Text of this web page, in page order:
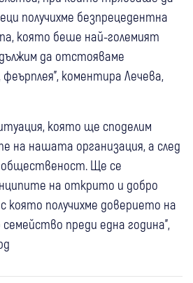
получихме безпрецедентна
която беше най-големият
да отстояваме
коментира Лечева,
която ще споделим
на нашата организация, а след
Ще се
на открито и добро
която получихме доверието на
преди една година",